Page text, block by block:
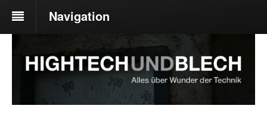
Navigation